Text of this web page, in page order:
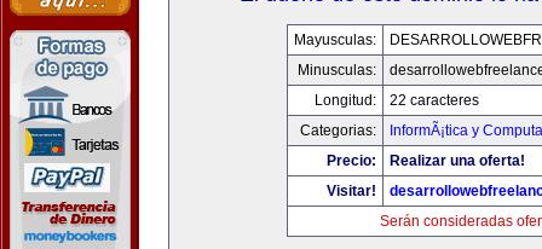
Mayusculas:
Minusculas:
Longitud:
22 caracteres
Categorias:
InformÃ¡tica y
Precio:
Realizar una oferta!
Visitar!
Serán consideradas